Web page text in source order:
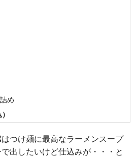
め
つけ麺に最高なラーメンスープ
出したいけど仕込みが・・・と